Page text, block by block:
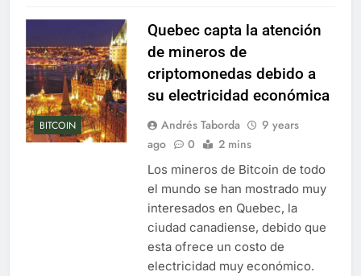
BITCOIN
Quebec capta la atención
de mineros de
criptomonedas debido a
su electricidad económica
Andrés Taborda
9 years
ago
0 2 mins
Los mineros de Bitcoin de todo
el mundo se han mostrado muy
interesados en Quebec, la
ciudad canadiense, debido que
esta ofrece un costo de
electricidad muy económico.